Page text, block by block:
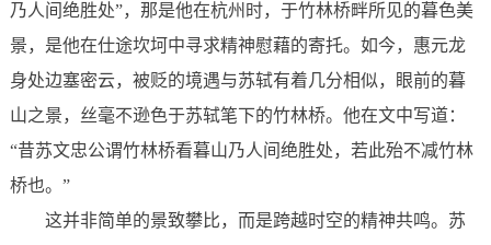
乃人间绝胜处”，那是他在杭州时，于竹林桥畔所见的暮色美
景，是他在仕途坎坷中寻求精神慰藉的寄托。如今，惠元龙
身处边塞密云，被贬的境遇与苏轼有着几分相似，眼前的暮
山之景，丝毫不逊色于苏轼笔下的竹林桥。他在文中写道：
“昔苏文忠公谓竹林桥看暮山乃人间绝胜处，若此殆不减竹林
桥也。”
这并非简单的景致攀比，而是跨越时空的精神共鸣。苏